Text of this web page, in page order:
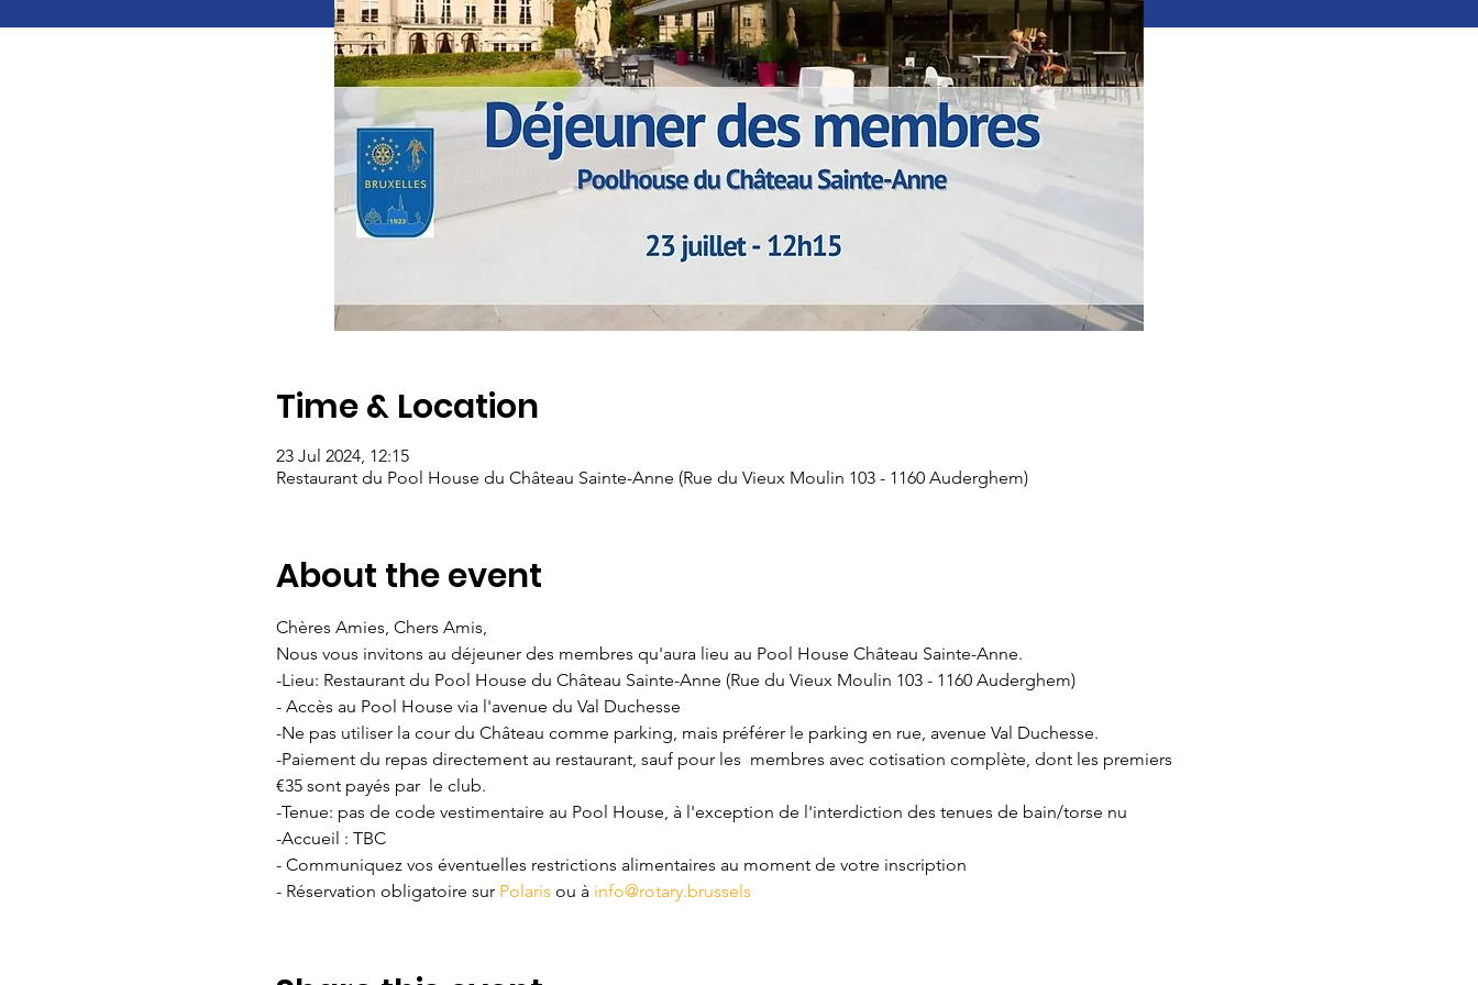
Time & Location
23 Jul 2024, 12:15
Restaurant du Pool House du Château Sainte-Anne (Rue du Vieux Moulin 103 - 1160 Auderghem)
About the event
Chères Amies, Chers Amis,
Nous vous invitons au déjeuner des membres qu'aura lieu au Pool House Château Sainte-Anne.
-Lieu: Restaurant du Pool House du Château Sainte-Anne (Rue du Vieux Moulin 103 - 1160 Auderghem)
- Accès au Pool House via l'avenue du Val Duchesse
-Ne pas utiliser la cour du Château comme parking, mais préférer le parking en rue, avenue Val Duchesse.
-Paiement du repas directement au restaurant, sauf pour les  membres avec cotisation complète, dont les premiers
€35 sont payés par  le club.
-Tenue: pas de code vestimentaire au Pool House, à l'exception de l'interdiction des tenues de bain/torse nu
-Accueil : TBC
- Communiquez vos éventuelles restrictions alimentaires au moment de votre inscription
- Réservation obligatoire sur Polaris ou à info@rotary.brussels